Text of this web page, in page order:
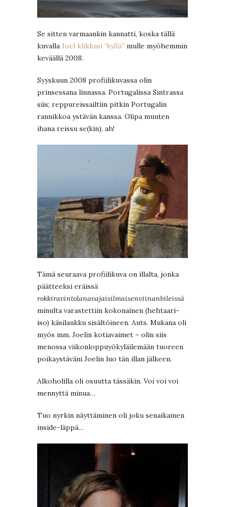
Se sitten varmaankin kannatti, koska tällä
kuvalla Joel klikkasi ”kyllä” mulle myöhemmin
keväällä 2008.
Syyskuun 2008 profiilikuvassa olin
prinsessana linnassa. Portugalissa Sintrassa
siis; reppureissailtiin pitkin Portugalin
rannikkoa ystävän kanssa. Olipa muuten
ihana reissu se(kin), ah!
Tämä seuraava profiilikuva on illalta, jonka
päätteeksi eräissä
rokkiravintolanavajaisilmaisenviinanbileissä
minulta varastettiin kokonainen (hehtaari-
iso) käsilaukku sisältöineen. Auts. Mukana oli
myös mm. Joelin kotiavaimet – olin siis
menossa viikonloppuyökyläilemään tuoreen
poikaystäväni Joelin luo tän illan jälkeen.
Alkoholilla oli osuutta tässäkin. Voi voi voi
mennyttä minua…
Tuo nyrkin näyttäminen oli joku senaikainen
inside-läppä…